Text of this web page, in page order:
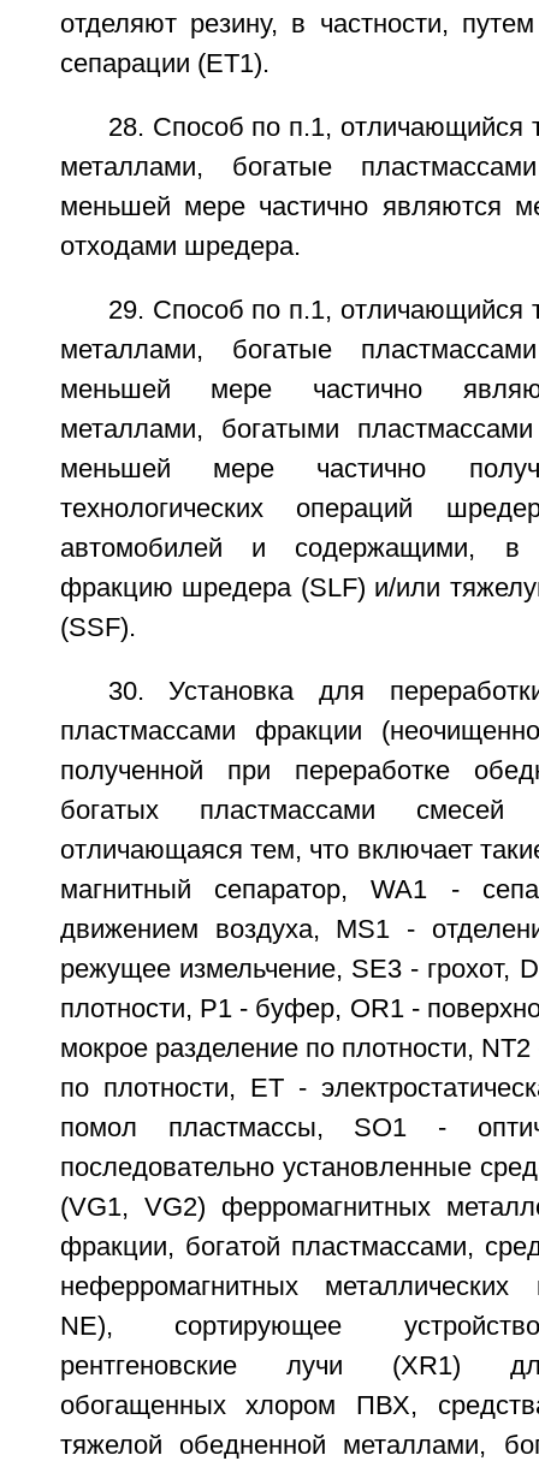
отделяют резину, в частности, путем
сепарации (ЕТ1).
28. Способ по п.1, отличающийся
металлами, богатые
меньшей мере частично являются
отходами шредера.
29. Способ по п.1, отличающийся
металлами, богатые
меньшей мере частично
металлами, богатыми
меньшей мере частично
технологических операций
автомобилей и содержащими, в
фракцию шредера (SLF) и/или
(SSF).
30. Установка для
пластмассами фракции
полученной при переработке
богатых пластмассами
отличающаяся тем, что включает
магнитный сепаратор, WA1 -
движением воздуха, MS1 -
режущее измельчение, SE3 - грохот,
плотности, P1 - буфер, OR1 -
мокрое разделение по плотности,
по плотности, ЕТ -
помол пластмассы, SO1 -
последовательно установленные
(VG1, VG2) ферромагнитных
фракции, богатой пластмассами,
неферромагнитных металлических
NE), сортирующее
рентгеновские лучи (XR1)
обогащенных хлором ПВХ,
тяжелой обедненной металлами,